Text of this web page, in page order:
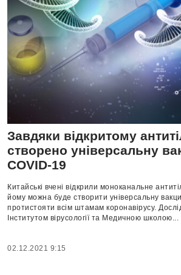
Завдяки відкритому
створено універсальну
COVID-19
Китайські вчені відкрили моноканальне
йому можна буде створити універсальну
протистояти всім штамам коронавірусу.
Інститутом вірусології та Медичною школою...
02.12.2021 9:15